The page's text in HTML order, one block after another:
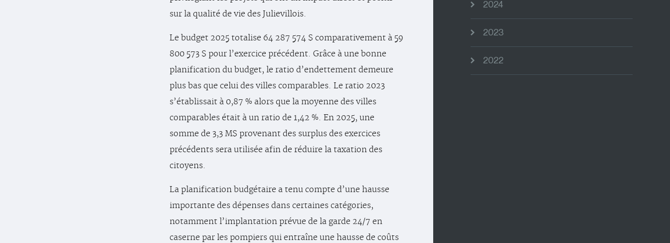
sur la qualité de vie des Julievillois.
Le budget 2025 totalise 64 287 574 $ comparativement à 59
800 573 $ pour l’exercice précédent. Grâce à une bonne
planification du budget, le ratio d’endettement demeure
plus bas que celui des villes comparables. Le ratio 2023
s’établissait à 0,87 % alors que la moyenne des villes
comparables était à un ratio de 1,42 %. En 2025, une
somme de 3,3 M$ provenant des surplus des exercices
précédents sera utilisée afin de réduire la taxation des
citoyens.
La planification budgétaire a tenu compte d’une hausse
importante des dépenses dans certaines catégories,
notamment l’implantation prévue de la garde 24/7 en
caserne par les pompiers qui entraîne une hausse de coûts
2024
2023
2022